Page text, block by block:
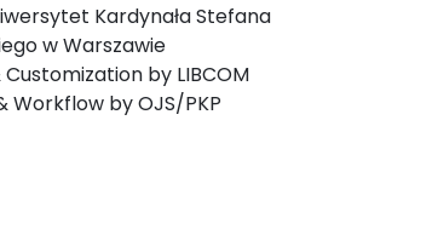
Kardynała Stefana
w Warszawie
by LIBCOM
Workflow by OJS/PKP